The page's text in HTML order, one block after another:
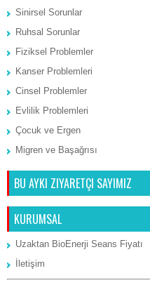
Sinirsel Sorunlar
Ruhsal Sorunlar
Fiziksel Problemler
Kanser Problemleri
Cinsel Problemler
Evlilik Problemleri
Çocuk ve Ergen
Migren ve Başağrısı
BU AYKI ZIYARETÇI SAYIMIZ
KURUMSAL
Uzaktan BioEnerji Seans Fiyatı
İletişim